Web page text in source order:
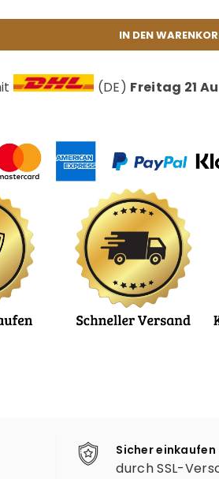
IN DEN
(DE) Freitag 21
Sicher einkaufen
durch SSL-